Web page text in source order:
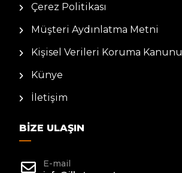
Çerez Politikası
Müşteri Aydınlatma Metni
Kişisel Verileri Koruma Kanunu
Künye
İletişim
BIZE ULAŞIN
E-mail